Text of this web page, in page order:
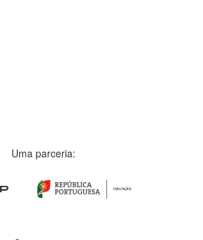
Uma parceria: